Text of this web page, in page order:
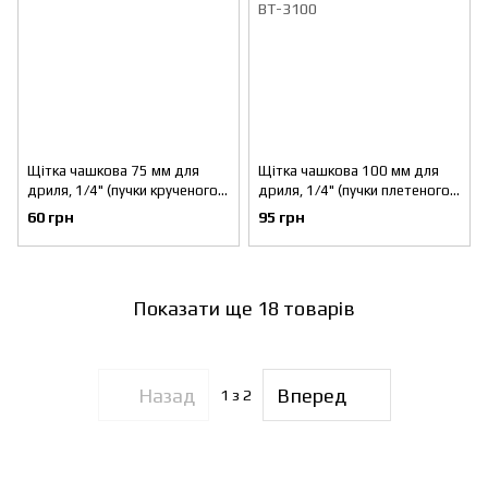
Щітка чашкова 75 мм для
дриля, 1/4" (пучки крученого
дроту) INTERTOOL BT-3075
60 грн
Щітка чашкова 100 мм для
дриля, 1/4" (пучки плетеного
дроту) INTERTOOL BT-3100
95 грн
Показати ще 18 товарів
Назад 1 з 2 Вперед